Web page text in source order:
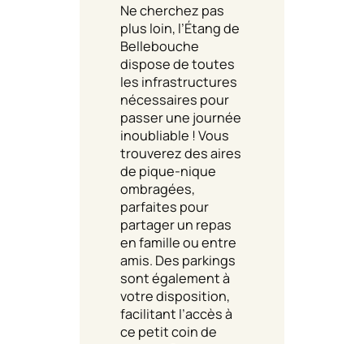
Ne cherchez pas
plus loin, l’Étang de
Bellebouche
dispose de toutes
les infrastructures
nécessaires pour
passer une journée
inoubliable ! Vous
trouverez des aires
de pique-nique
ombragées,
parfaites pour
partager un repas
en famille ou entre
amis. Des parkings
sont également à
votre disposition,
facilitant l’accès à
ce petit coin de